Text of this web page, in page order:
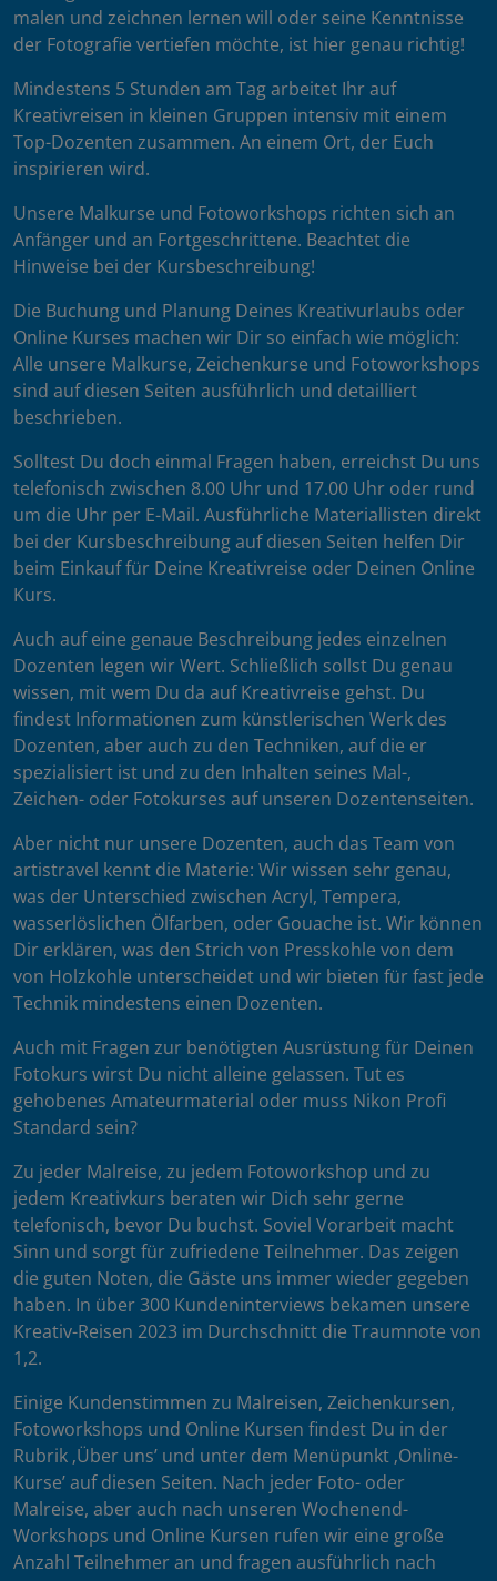
malen und zeichnen lernen will oder seine Kenntnisse
der Fotografie vertiefen möchte, ist hier genau richtig!
Mindestens 5 Stunden am Tag arbeitet Ihr auf
Kreativreisen in kleinen Gruppen intensiv mit einem
Top-Dozenten zusammen. An einem Ort, der Euch
inspirieren wird.
Unsere Malkurse und Fotoworkshops richten sich an
Anfänger und an Fortgeschrittene. Beachtet die
Hinweise bei der Kursbeschreibung!
Die Buchung und Planung Deines Kreativurlaubs oder
Online Kurses machen wir Dir so einfach wie möglich:
Alle unsere Malkurse, Zeichenkurse und Fotoworkshops
sind auf diesen Seiten ausführlich und detailliert
beschrieben.
Solltest Du doch einmal Fragen haben, erreichst Du uns
telefonisch zwischen 8.00 Uhr und 17.00 Uhr oder rund
um die Uhr per E-Mail. Ausführliche Materiallisten direkt
bei der Kursbeschreibung auf diesen Seiten helfen Dir
beim Einkauf für Deine Kreativreise oder Deinen Online
Kurs.
Auch auf eine genaue Beschreibung jedes einzelnen
Dozenten legen wir Wert. Schließlich sollst Du genau
wissen, mit wem Du da auf Kreativreise gehst. Du
findest Informationen zum künstlerischen Werk des
Dozenten, aber auch zu den Techniken, auf die er
spezialisiert ist und zu den Inhalten seines Mal-,
Zeichen- oder Fotokurses auf unseren Dozentenseiten.
Aber nicht nur unsere Dozenten, auch das Team von
artistravel kennt die Materie: Wir wissen sehr genau,
was der Unterschied zwischen Acryl, Tempera,
wasserlöslichen Ölfarben, oder Gouache ist. Wir können
Dir erklären, was den Strich von Presskohle von dem
von Holzkohle unterscheidet und wir bieten für fast jede
Technik mindestens einen Dozenten.
Auch mit Fragen zur benötigten Ausrüstung für Deinen
Fotokurs wirst Du nicht alleine gelassen. Tut es
gehobenes Amateurmaterial oder muss Nikon Profi
Standard sein?
Zu jeder Malreise, zu jedem Fotoworkshop und zu
jedem Kreativkurs beraten wir Dich sehr gerne
telefonisch, bevor Du buchst. Soviel Vorarbeit macht
Sinn und sorgt für zufriedene Teilnehmer. Das zeigen
die guten Noten, die Gäste uns immer wieder gegeben
haben. In über 300 Kundeninterviews bekamen unsere
Kreativ-Reisen 2023 im Durchschnitt die Traumnote von
1,2.
Einige Kundenstimmen zu Malreisen, Zeichenkursen,
Fotoworkshops und Online Kursen findest Du in der
Rubrik ‚Über uns’ und unter dem Menüpunkt ‚Online-
Kurse’ auf diesen Seiten. Nach jeder Foto- oder
Malreise, aber auch nach unseren Wochenend-
Workshops und Online Kursen rufen wir eine große
Anzahl Teilnehmer an und fragen ausführlich nach